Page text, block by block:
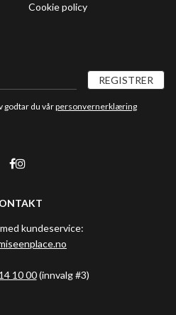
Cookie policy
REGISTRER
godtar du vårpersonvernerklæring
kundeservice:
10 00(innvalg #3)